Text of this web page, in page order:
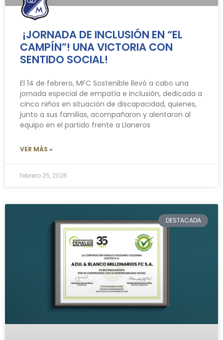
¡JORNADA DE INCLUSIÓN EN “EL
CAMPÍN”! UNA VICTORIA CON
SENTIDO SOCIAL!
El 14 de febrero, MFC Sostenible llevó a cabo una
jornada especial de empatía e inclusión, dedicada a
cinco niños en situación de discapacidad, quienes,
junto a sus familias, acompañaron y alentaron al
equipo en el partido frente a Llaneros
VER MÁS »
febrero 25, 2026
DESTACADA